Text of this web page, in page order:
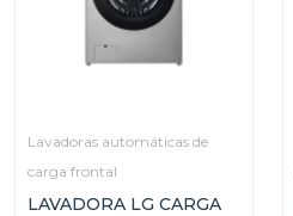
Lavadoras automáticas de
carga frontal
LAVADORA LG CARGA